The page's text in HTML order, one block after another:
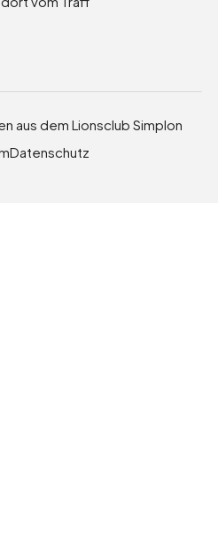
aus dem Lionsclub Simplon
Datenschutz